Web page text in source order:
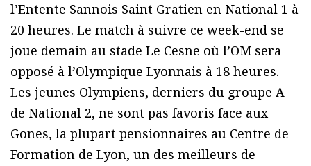
l’Entente Sannois Saint Gratien en National 1 à
20 heures. Le match à suivre ce week-end se
joue demain au stade Le Cesne où l’OM sera
opposé à l’Olympique Lyonnais à 18 heures.
Les jeunes Olympiens, derniers du groupe A
de National 2, ne sont pas favoris face aux
Gones, la plupart pensionnaires au Centre de
Formation de Lyon, un des meilleurs de